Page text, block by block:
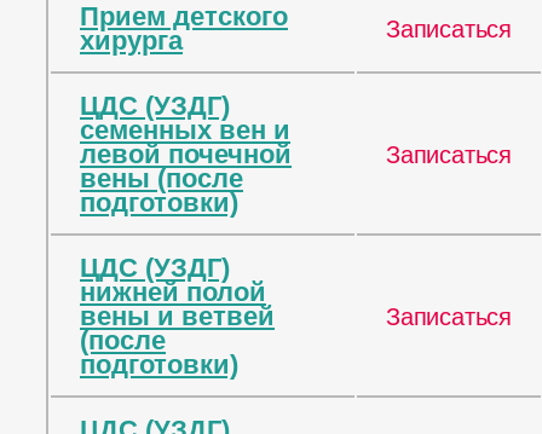
Прием детского
хирурга
Записаться
ЦДС (УЗДГ)
семенных вен и
левой почечной
вены (после
подготовки)
Записаться
ЦДС (УЗДГ)
нижней полой
вены и ветвей
(после
подготовки)
Записаться